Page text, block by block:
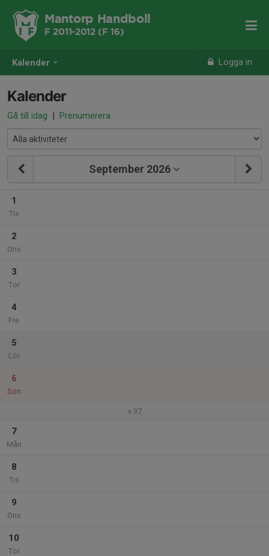
Kalender Logga in
Mantorp Handboll
F 2011-2012 (F 16)
Kalender
Gå till idag | Prenumerera
September 2026
1
Tis
2
Ons
3
Tor
4
Fre
5
Lör
6
Sön
v.37
7
Mån
8
Tis
9
Ons
10
Tor